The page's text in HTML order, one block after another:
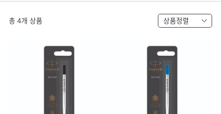
어번 아이엠 조터 XL 조터
총 4개 상품 상품정렬